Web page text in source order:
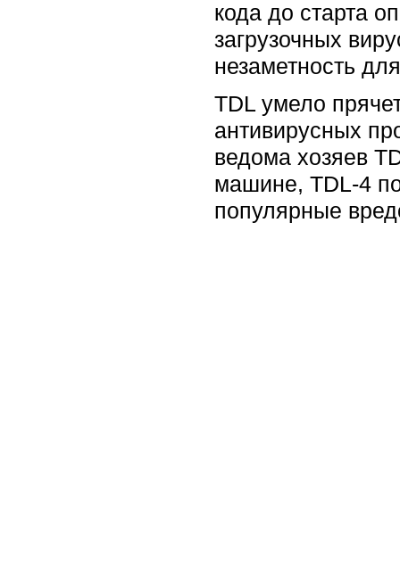
кода до старта
загрузочных
незаметность
TDL умело
антивирусных
ведома хозяев
машине, TDL-4
популярные